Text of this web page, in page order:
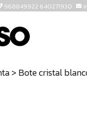
968849922 640271930
> Bote cristal